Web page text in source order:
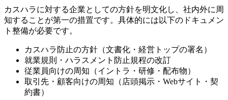
カスハラに対する企業としての方針を明文化し、社内外に周
知することが第一の措置です。具体的には以下のドキュメン
ト整備が必要です。
カスハラ防止の方針（文書化・経営トップの署名）
就業規則・ハラスメント防止規程の改訂
従業員向けの周知（イントラ・研修・配布物）
取引先・顧客向けの周知（店頭掲示・Webサイト・契
約書）